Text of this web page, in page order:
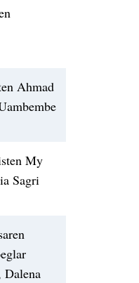
Ahmad
My
Sagri
Dalena